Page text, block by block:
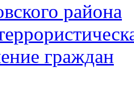
района
граждан